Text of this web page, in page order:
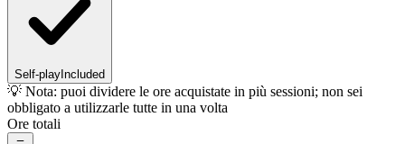
Self-play Included
💡 Nota: puoi dividere le ore acquistate in più sessioni; non sei
obbligato a utilizzarle tutte in una volta
Ore totali